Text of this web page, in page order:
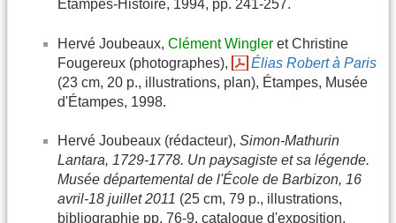
Étampes-Histoire, 1994, pp. 241-257.
Hervé Joubeaux, Clément Wingler et Christine
Fougereux (photographes),
Élias Robert à Paris
(23 cm, 20 p., illustrations, plan), Étampes, Musée
d'Étampes, 1998.
Hervé Joubeaux (rédacteur), Simon-Mathurin
Lantara, 1729-1778. Un paysagiste et sa légende.
Musée départemental de l'École de Barbizon, 16
avril-18 juillet 2011 (25 cm, 79 p., illustrations,
bibliographie pp. 76-9, catalogue d'exposition,